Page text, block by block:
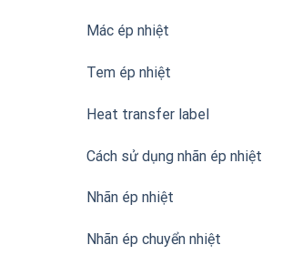
Mác ép nhiệt
Tem ép nhiệt
Heat transfer label
Cách sử dụng nhãn ép nhiệt
Nhãn ép nhiệt
Nhãn ép chuyển nhiệt